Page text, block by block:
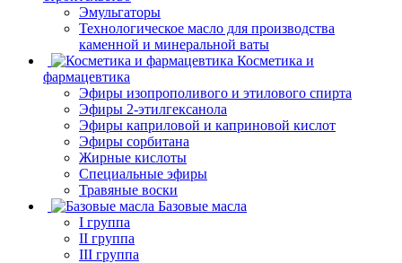
Эмульгаторы
Технологическое масло для производства
каменной и минеральной ваты
Косметика и
фармацевтика
Эфиры изопрополивого и этилового спирта
Эфиры 2-этилгексанола
Эфиры каприловой и каприновой кислот
Эфиры сорбитана
Жирные кислоты
Специальные эфиры
Травяные воски
Базовые масла
I группа
II группа
III группа